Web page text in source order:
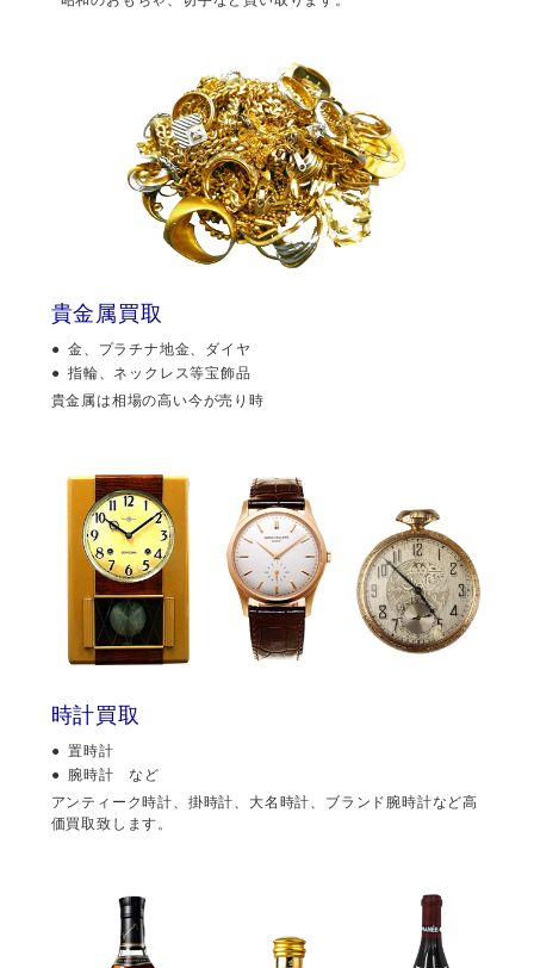
貴金属買取
金、プラチナ地金、ダイヤ
指輪、ネックレス等宝飾品
貴金属は相場の高い今が売り時
時計買取
置時計
腕時計 など
アンティーク時計、掛時計、大名時計、ブランド腕時計など高
価買取致します。